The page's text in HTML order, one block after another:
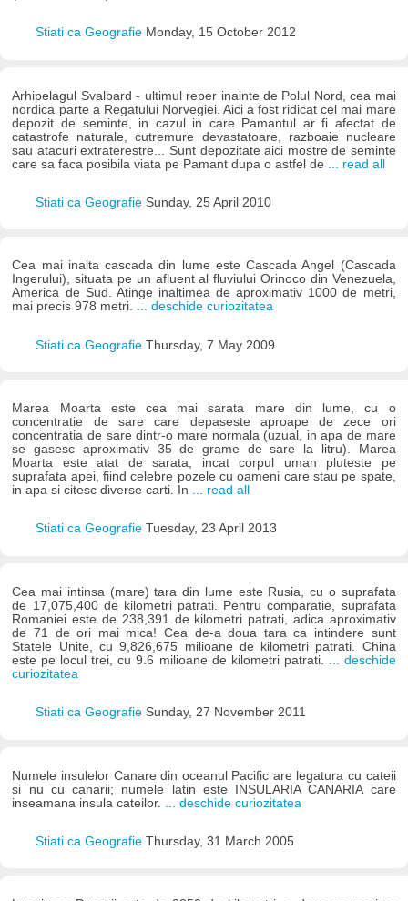
Stiati ca Geografie Monday, 15 October 2012
Arhipelagul Svalbard - ultimul reper inainte de Polul Nord, cea mai
nordica parte a Regatului Norvegiei. Aici a fost ridicat cel mai mare
depozit de seminte, in cazul in care Pamantul ar fi afectat de
catastrofe naturale, cutremure devastatoare, razboaie nucleare
sau atacuri extraterestre... Sunt depozitate aici mostre de seminte
care sa faca posibila viata pe Pamant dupa o astfel de
... read all
Stiati ca Geografie Sunday, 25 April 2010
Cea mai inalta cascada din lume este Cascada Angel (Cascada
Ingerului), situata pe un afluent al fluviului Orinoco din Venezuela,
America de Sud. Atinge inaltimea de aproximativ 1000 de metri,
mai precis 978 metri. ... deschide curiozitatea
Stiati ca Geografie Thursday, 7 May 2009
Marea Moarta este cea mai sarata mare din lume, cu o
concentratie de sare care depaseste aproape de zece ori
concentratia de sare dintr-o mare normala (uzual, in apa de mare
se gasesc aproximativ 35 de grame de sare la litru). Marea
Moarta este atat de sarata, incat corpul uman pluteste pe
suprafata apei, fiind celebre pozele cu oameni care stau pe spate,
in apa si citesc diverse carti. In ... read all
Stiati ca Geografie Tuesday, 23 April 2013
Cea mai intinsa (mare) tara din lume este Rusia, cu o suprafata
de 17,075,400 de kilometri patrati. Pentru comparatie, suprafata
Romaniei este de 238,391 de kilometri patrati, adica aproximativ
de 71 de ori mai mica! Cea de-a doua tara ca intindere sunt
Statele Unite, cu 9,826,675 milioane de kilometri patrati. China
este pe locul trei, cu 9.6 milioane de kilometri patrati.
... deschide
curiozitatea
Stiati ca Geografie Sunday, 27 November 2011
Numele insulelor Canare din oceanul Pacific are legatura cu cateii
si nu cu canarii; numele latin este INSULARIA CANARIA care
inseamana insula cateilor.
... deschide curiozitatea
Stiati ca Geografie Thursday, 31 March 2005